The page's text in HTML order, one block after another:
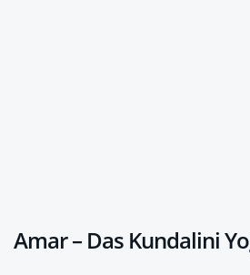
Amar – Das Kundalini